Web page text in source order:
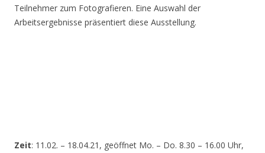
Teilnehmer zum Fotografieren. Eine Auswahl der
Arbeitsergebnisse präsentiert diese Ausstellung.
Zeit: 11.02. – 18.04.21, geöffnet Mo. – Do. 8.30 – 16.00 Uhr,